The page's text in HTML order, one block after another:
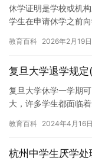
休学证明是学校或机
学生在申请休学之前
称…
教育百科 2026年2月19日
复旦大学退学规
复旦大学休学一学期
大，许多学生都面临
复旦…
教育百科 2024年4月16日
杭州中学生厌学处